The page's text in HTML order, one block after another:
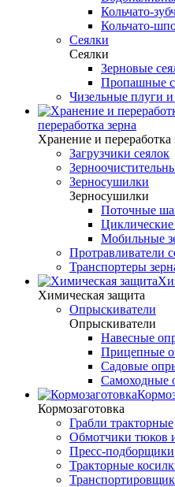
Кольчато-
Кольчато-
Сеялки
Сеялки
Зерновые
Пропашные
Чизельные плуги
переработка зерна
Хранение и переработка
Загрузчики сеялок
Зерносушилки
Зерносушилки
Поточные
Мобильные
Протравливатели
Транспортеры
Химическая защита
Опрыскиватели
Опрыскиватели
Навесные
Прицепные
Садовые
Самоходные
Кормозаготовка
Грабли тракторные
Обмотчики тюков
Пресс-подборщики
Тракторные